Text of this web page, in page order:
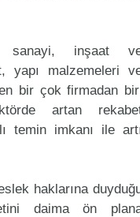
sanayi, inşaat
yapı malzemeleri
bir çok firmadan
artan
temin imkanı ile
haklarına
daima ön